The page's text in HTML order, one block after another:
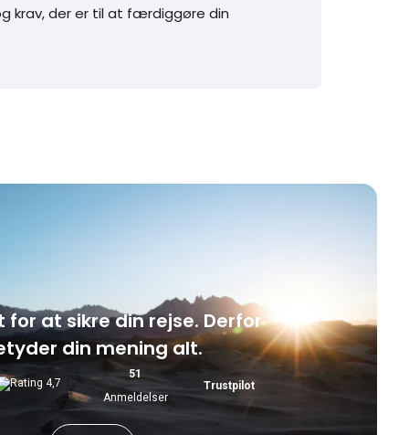
krav, der er til at færdiggøre din
for at sikre din rejse. Derfor
din mening alt.
51
Anmeldelser
Trustpilot